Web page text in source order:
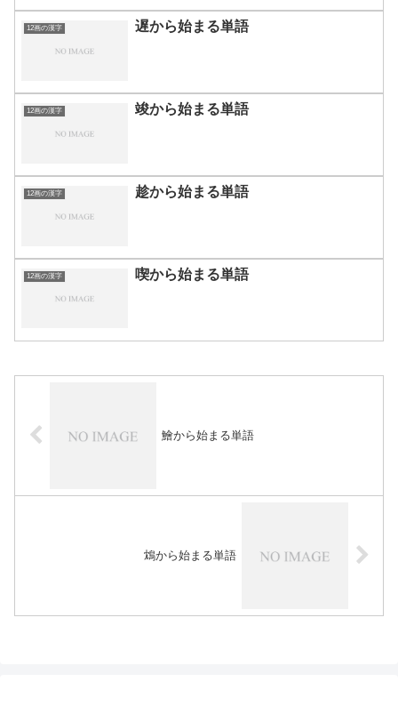
12画の漢字 遅から始まる単語
12画の漢字 竣から始まる単語
12画の漢字 趁から始まる単語
12画の漢字 喫から始まる単語
鱠から始まる単語
鴆から始まる単語